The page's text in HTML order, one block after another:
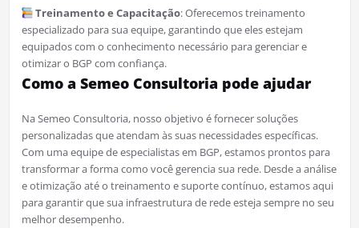
Treinamento e Capacitação: Oferecemos treinamento
especializado para sua equipe, garantindo que eles estejam
equipados com o conhecimento necessário para gerenciar e
otimizar o BGP com confiança.
Como a Semeo Consultoria pode ajudar
Na Semeo Consultoria, nosso objetivo é fornecer soluções
personalizadas que atendam às suas necessidades específicas.
Com uma equipe de especialistas em BGP, estamos prontos para
transformar a forma como você gerencia sua rede. Desde a análise
e otimização até o treinamento e suporte contínuo, estamos aqui
para garantir que sua infraestrutura de rede esteja sempre no seu
melhor desempenho.